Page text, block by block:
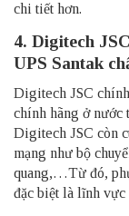
chi tiết hơn.
4. Digitech
UPS Santak
Digitech JSC
chính hãng ở nước
Digitech JSC còn
mạng như bộ
quang,…Từ đó,
đặc biệt là lĩnh vực